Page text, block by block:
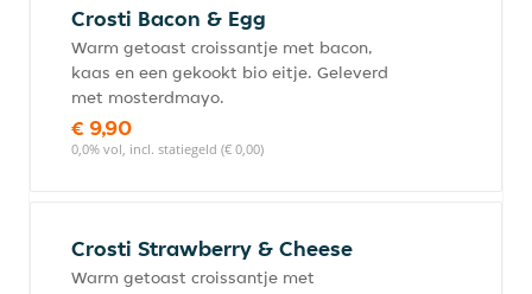
Crosti Bacon & Egg
Warm getoast croissantje met bacon,
kaas en een gekookt bio eitje. Geleverd
met mosterdmayo.
€ 9,90
0,0% vol, incl. statiegeld (€ 0,00)
Crosti Strawberry & Cheese
Warm getoast croissantje met